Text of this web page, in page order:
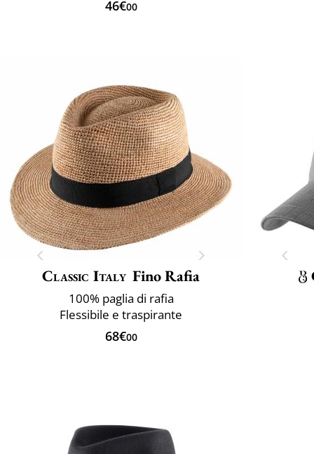
46€00
Classic Italy Fino Rafia
100% paglia di rafia
Flessibile e traspirante
68€00